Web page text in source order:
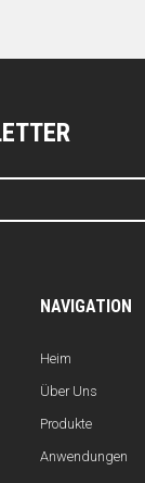
NAVIGATION
Heim
Über Uns
Produkte
Anwendungen